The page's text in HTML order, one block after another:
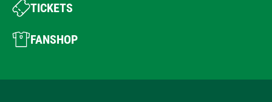
TICKETS
FANSHOP